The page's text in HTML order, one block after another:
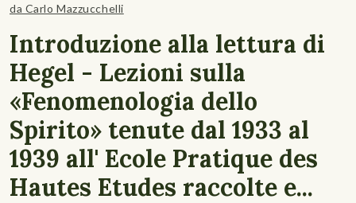
da Carlo Mazzucchelli
Introduzione alla lettura di
Hegel - Lezioni sulla
«Fenomenologia dello
Spirito» tenute dal 1933 al
1939 all' Ecole Pratique des
Hautes Etudes raccolte e...